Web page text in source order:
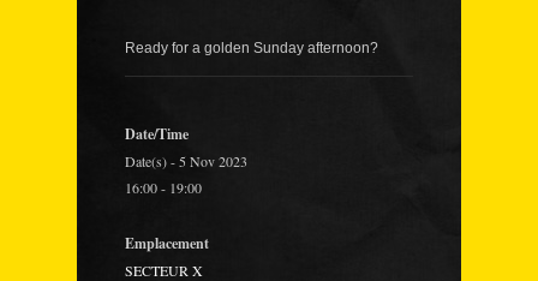
Ready for a golden Sunday afternoon?
Date/Time
Date(s) - 5 Nov 2023
16:00 - 19:00
Emplacement
SECTEUR X